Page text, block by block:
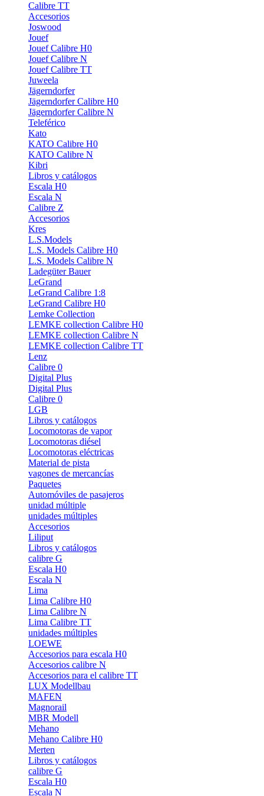
Calibre TT
Accesorios
Joswood
Jouef
Jouef Calibre H0
Jouef Calibre N
Jouef Calibre TT
Juweela
Jägerndorfer
Jägerndorfer Calibre H0
Jägerndorfer Calibre N
Teleférico
Kato
KATO Calibre H0
KATO Calibre N
Kibri
Libros y catálogos
Escala H0
Escala N
Calibre Z
Accesorios
Kres
L.S.Models
L.S. Models Calibre H0
L.S. Models Calibre N
Ladegüter Bauer
LeGrand
LeGrand Calibre 1:8
LeGrand Calibre H0
Lemke Collection
LEMKE collection Calibre H0
LEMKE collection Calibre N
LEMKE collection Calibre TT
Lenz
Calibre 0
Digital Plus
Digital Plus
Calibre 0
LGB
Libros y catálogos
Locomotoras de vapor
Locomotoras diésel
Locomotoras eléctricas
Material de pista
vagones de mercancías
Paquetes
Automóviles de pasajeros
unidad múltiple
unidades múltiples
Accesorios
Liliput
Libros y catálogos
calibre G
Escala H0
Escala N
Lima
Lima Calibre H0
Lima Calibre N
Lima Calibre TT
unidades múltiples
LOEWE
Accesorios para escala H0
Accesorios calibre N
Accesorios para el calibre TT
LUX Modellbau
MAFEN
Magnorail
MBR Modell
Mehano
Mehano Calibre H0
Merten
Libros y catálogos
calibre G
Escala H0
Escala N